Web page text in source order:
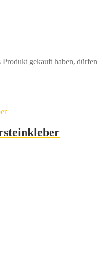
gekauft haben, dürfen